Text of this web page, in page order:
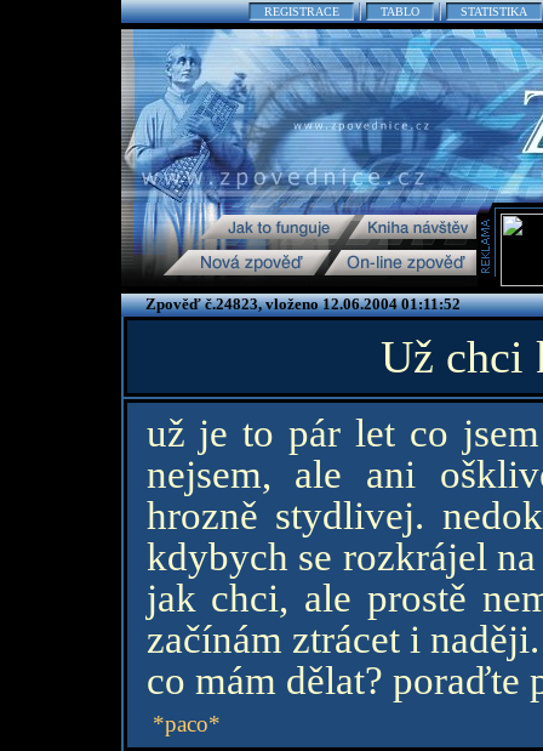
REGISTRACE TABLO STATISTIKA
Zpověď č.24823, vloženo 12.06.2004 01:11:52
Už chci
už je to pár let co
nejsem, ale ani
hrozně stydlivej.
kdybych se rozkrájel
jak chci, ale prostě
začínám ztrácet i naději.
co mám dělat? poraďte
*paco*